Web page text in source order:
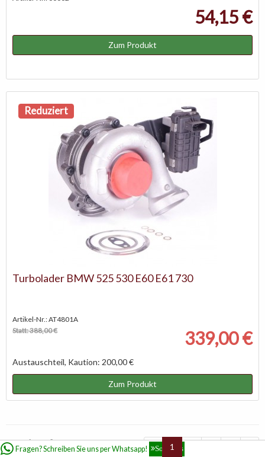
54,15 €
Zum Produkt
Reduziert
Turbolader BMW 525 530 E60 E61 730
Artikel-Nr.: AT4801A
Statt: 388,00 €
339,00 €
Austauschteil, Kaution: 200,00 €
Zum Produkt
Seite1von8 « 1
Fragen? Schreiben Sie uns per Whatsapp! So geht's